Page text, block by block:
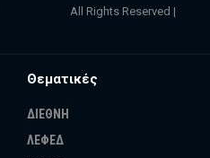
All Rights Reserved |
Θεματικές
ΔΙΕΘΝΗ
ΛΕΦΕΔ